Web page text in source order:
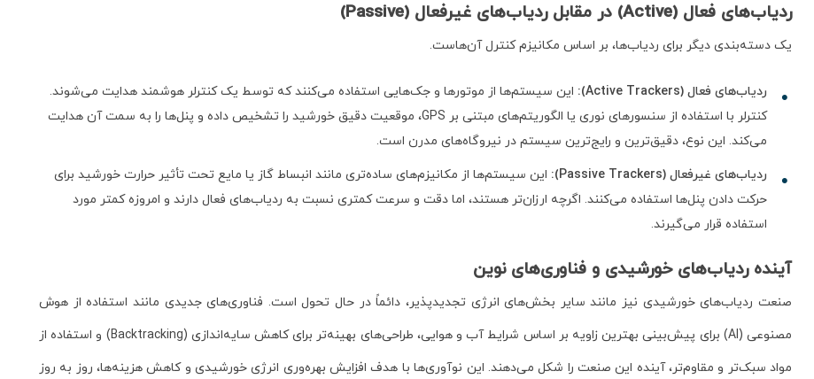
ردیاب‌های فعال (Active) در مقابل ردیاب‌های غیرفعال (Passive)
یک دسته‌بندی دیگر برای ردیاب‌ها، بر اساس مکانیزم کنترل آن‌هاست.
ردیاب‌های فعال (Active Trackers):
این سیستم‌ها از موتورها و جک‌هایی استفاده می‌کنند که توسط یک کنترلر هوشمند هدایت می‌شوند.
کنترلر با استفاده از سنسورهای نوری یا الگوریتم‌های مبتنی بر GPS، موقعیت دقیق خورشید را تشخیص داده و پنل‌ها را به سمت آن هدایت
می‌کند. این نوع، دقیق‌ترین و رایج‌ترین سیستم در نیروگاه‌های مدرن است.
ردیاب‌های غیرفعال (Passive Trackers):
این سیستم‌ها از مکانیزم‌های ساده‌تری مانند انبساط گاز یا مایع تحت تأثیر حرارت خورشید برای
حرکت دادن پنل‌ها استفاده می‌کنند. اگرچه ارزان‌تر هستند، اما دقت و سرعت کمتری نسبت به ردیاب‌های فعال دارند و امروزه کمتر مورد
استفاده قرار می‌گیرند.
آینده ردیاب‌های خورشیدی و فناوری‌های نوین
صنعت ردیاب‌های خورشیدی نیز مانند سایر بخش‌های انرژی تجدیدپذیر، دائماً در حال تحول است. فناوری‌های جدیدی مانند استفاده از هوش
مصنوعی (AI) برای پیش‌بینی بهترین زاویه بر اساس شرایط آب و هوایی، طراحی‌های بهینه‌تر برای کاهش سایه‌اندازی (Backtracking) و استفاده از
مواد سبک‌تر و مقاوم‌تر، آینده این صنعت را شکل می‌دهند. این نوآوری‌ها با هدف افزایش بهره‌وری انرژی خورشیدی و کاهش هزینه‌ها، روز به روز